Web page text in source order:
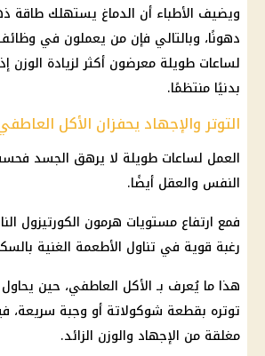
ويضيف الأطباء أن الدماغ يستهلك طاقة
دهونًا، وبالتالي فإن من يعملون في
لساعات طويلة معرضون أكثر لزيادة الوزن
بدنيًا منتظمًا.
التوتر والإجهاد يحفزان الأكل
العمل لساعات طويلة لا يرهق الجسد
النفس والعقل أيضًا.
فمع ارتفاع مستويات هرمون الكورتيزول
رغبة قوية في تناول الأطعمة الغنية
هذا ما يُعرف بـ الأكل العاطفي، حين
توتره بقطعة شوكولاتة أو وجبة سريعة،
مغلقة من الإجهاد والوزن الزائد.